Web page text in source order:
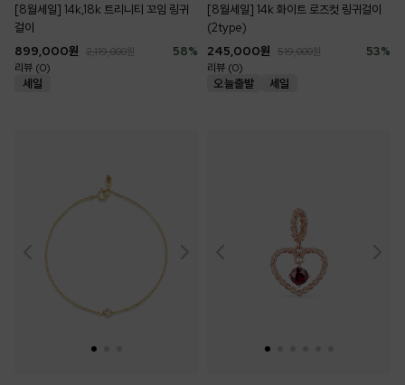
[8월세일] 14k,18k 트리니티 꼬임 링귀
걸이
58%
899,000원 2,119,000원
리뷰 (0)
[8월세일] 14k 화이트 로즈컷 링귀걸이
(2type)
53%
245,000원 519,000원
리뷰 (0)